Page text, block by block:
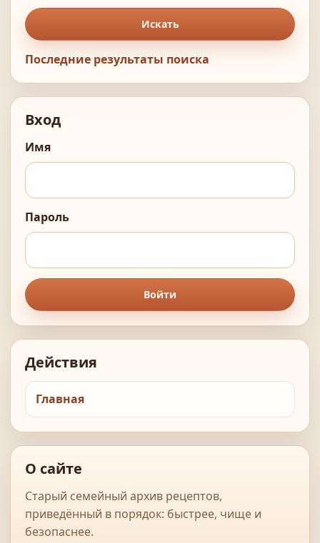
Искать
Последние результаты поиска
Вход
Имя
Пароль
Войти
Действия
Главная
О сайте
Старый семейный архив рецептов,
приведённый в порядок: быстрее, чище и
безопаснее.